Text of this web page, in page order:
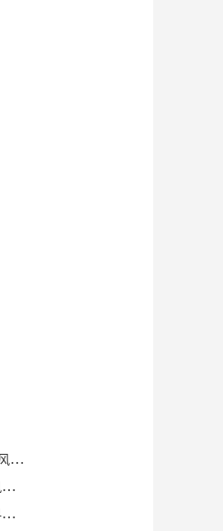
健康知识｜泉州看白癜风去哪个医院？白点癫风早期可以自愈？
泉州晋江哪里看白癜风医院-热门话题：白癜风症状有哪些？
泉州白癜风医院哪里较好-本周推荐：白癜风早期症状如何确诊？